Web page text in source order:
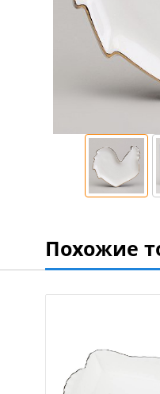
Похожие